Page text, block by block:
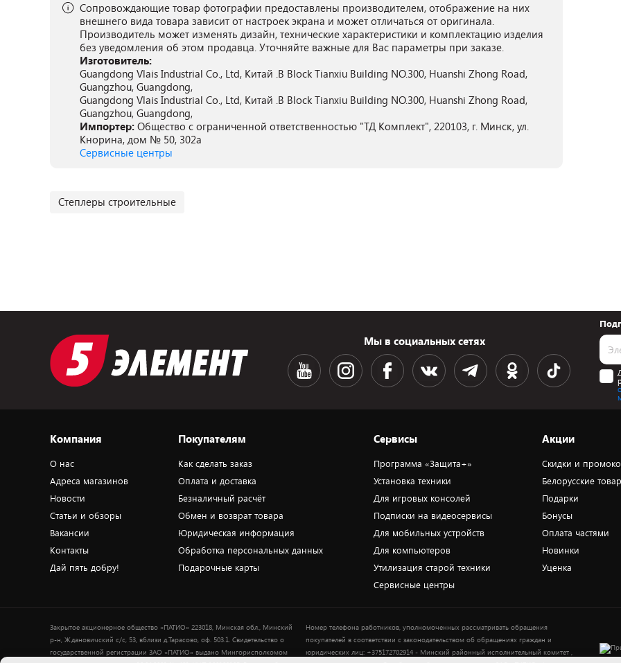
Сопровождающие товар фотографии предоставлены производителем, отображение на них
внешнего вида товара зависит от настроек экрана и может отличаться от оригинала.
Производитель может изменять дизайн, технические характеристики и комплектацию изделия
без уведомления об этом продавца. Уточняйте важные для Вас параметры при заказе.
Изготовитель:
Guangdong Vlais Industrial Co., Ltd, Китай .B Block Tianxiu Building NO.300, Huanshi Zhong Road,
Guangzhou, Guangdong,
Guangdong Vlais Industrial Co., Ltd, Китай .B Block Tianxiu Building NO.300, Huanshi Zhong Road,
Guangzhou, Guangdong,
Импортер: Общество с ограниченной ответственностью "ТД Комплект", 220103, г. Минск, ул.
Кнорина, дом № 50, 302а
Сервисные центры
Степлеры строительные
Мы в социальных сетях
Компания
О нас
Адреса магазинов
Новости
Статьи и обзоры
Вакансии
Контакты
Дай пять добру!
Покупателям
Как сделать заказ
Оплата и доставка
Безналичный расчёт
Обмен и возврат товара
Юридическая информация
Обработка персональных данных
Подарочные карты
Сервисы
Программа «Защита+»
Установка техники
Для игровых консолей
Подписки на видеосервисы
Для мобильных устройств
Для компьютеров
Утилизация старой техники
Сервисные центры
Акции
Скидки и
Белорусские
Подарки
Бонусы
Оплата частями
Новинки
Уценка
Закрытое акционерное общество «ПАТИО» 223018, Минская обл., Минский
р-н, Ждановичский с/с, 53, вблизи д.Тарасово, оф. 503.1. Свидетельство о
государственной регистрации ЗАО «ПАТИО» выдано Мингорисполкомом
Номер телефона работников, уполномоченных рассматривать обращения
покупателей в соответствии с законодательством об обращениях граждан и
юридических лиц: +375172702914 - Минский районный исполнительный комитет ,